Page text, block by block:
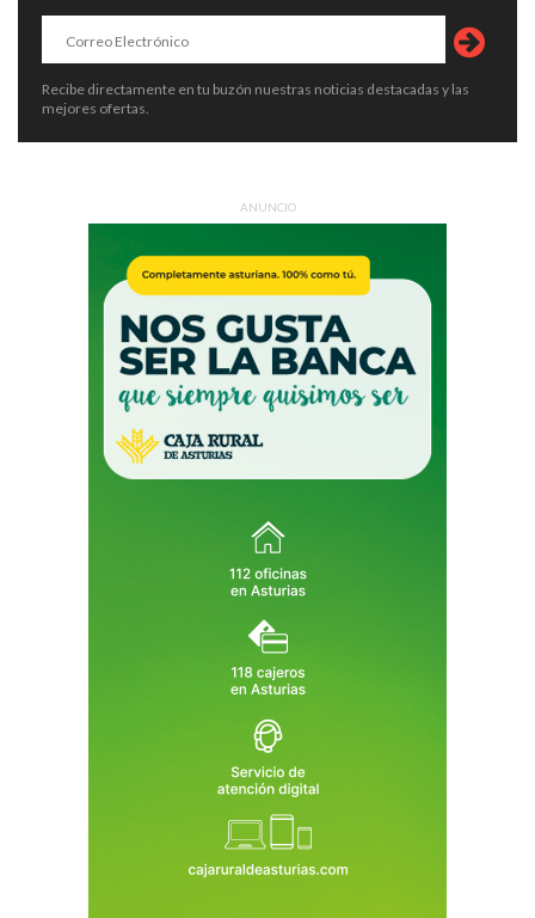
Recibe directamente en tu buzón nuestras noticias destacadas y las
mejores ofertas.
ANUNCIO